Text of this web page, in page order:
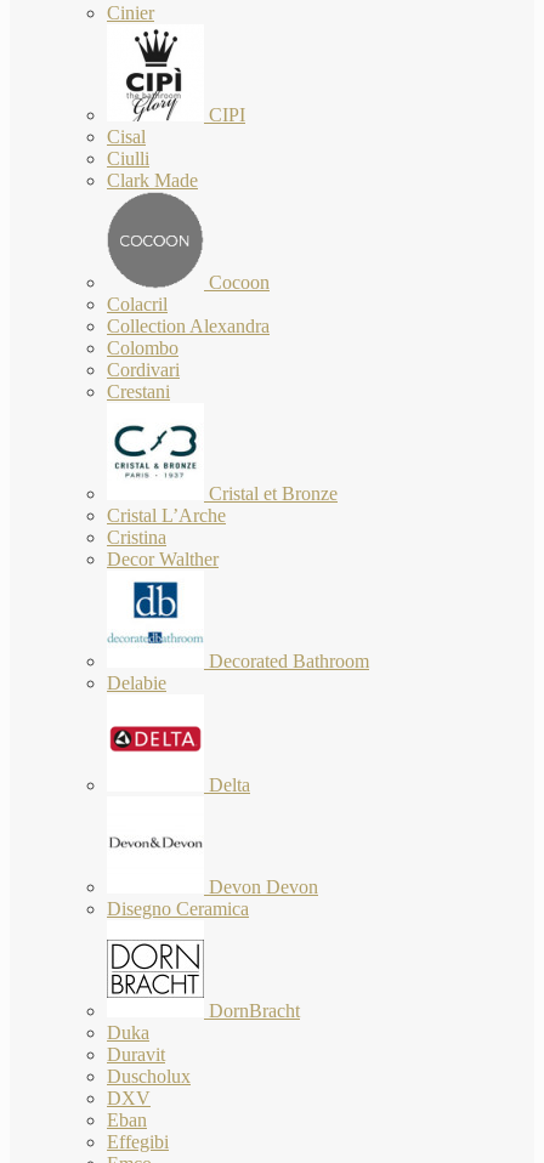
Cinier
CIPI
Cisal
Ciulli
Clark Made
Cocoon
Colacril
Collection Alexandra
Colombo
Cordivari
Crestani
Cristal et Bronze
Cristal L’Arche
Cristina
Decor Walther
Decorated Bathroom
Delabie
Delta
Devon Devon
Disegno Ceramica
DornBracht
Duka
Duravit
Duscholux
DXV
Eban
Effegibi